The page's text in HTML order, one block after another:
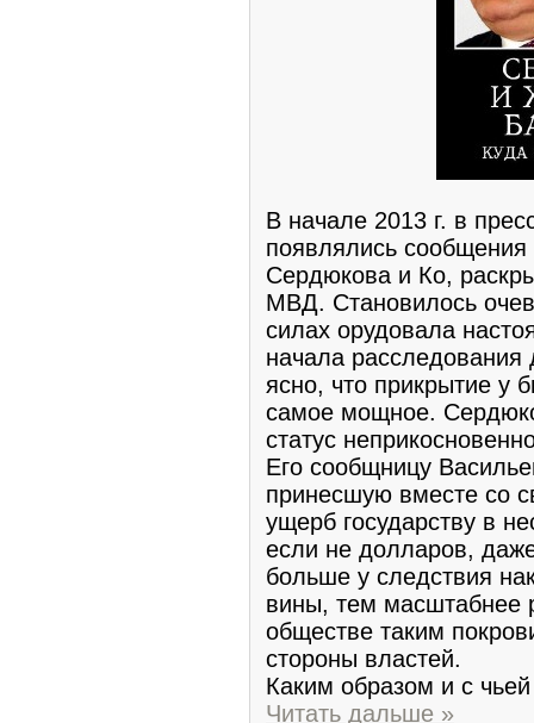
В начале 2013 г. в
появлялись
Сердюкова и Ко,
МВД. Становилось
силах орудовала
начала
ясно, что прикрытие у
самое мощное.
статус
Его сообщницу
принесшую вместе со
ущерб государству в
если не долларов,
больше у следствия
вины, тем масштабнее
обществе таким
стороны властей.
Каким образом и с
Читать дальше »